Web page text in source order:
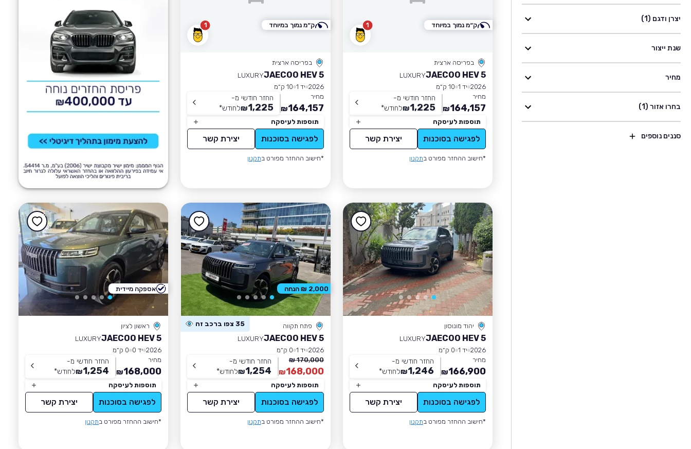
בהנחה
יצרן ודגם (1)
שנת ייצור
מחיר
בחרו אזור (1)
סננים נוספים
1
בפריסה ארצית
JAECOO HEV 5
LUXURY
2026 יד 1
10 ק״מ
מחיר
164,157
₪
החזר חודשי מ-
1,225
₪לחודש*
תוספות לעיסקה
לפגישה בסוכנות יצירת קשר
*חישוב ההחזר מפורט בתקנון
ק״מ נמוך במיוחד 1
בפריסה ארצית
JAECOO HEV 5
LUXURY
2026 יד 1
10 ק״מ
מחיר
164,157
₪
החזר חודשי מ-
1,225
₪לחודש*
תוספות לעיסקה
לפגישה בסוכנות יצירת קשר
*חישוב ההחזר מפורט בתקנון
ק״מ נמוך במיוחד
יהוד מונוסון
JAECOO HEV 5
LUXURY
2026 יד 1
0 ק״מ
מחיר
166,900
₪
החזר חודשי מ-
1,246
₪לחודש*
תוספות לעיסקה
לפגישה בסוכנות יצירת קשר
*חישוב ההחזר מפורט בתקנון
פתח תקווה 35 צפו ברכב זה
JAECOO HEV 5
LUXURY
2026 יד 1
0 ק״מ
170,000 ₪
168,000
₪
החזר חודשי מ-
1,254
₪לחודש*
תוספות לעיסקה
לפגישה בסוכנות יצירת קשר
*חישוב ההחזר מפורט בתקנון
2,000 ₪ הנחה
ראשון לציון
JAECOO HEV 5
LUXURY
2026 יד 0
0 ק״מ
מחיר
168,000
₪
החזר חודשי מ-
1,254
₪לחודש*
תוספות לעיסקה
לפגישה בסוכנות יצירת קשר
*חישוב ההחזר מפורט בתקנון
אספקה מיידית